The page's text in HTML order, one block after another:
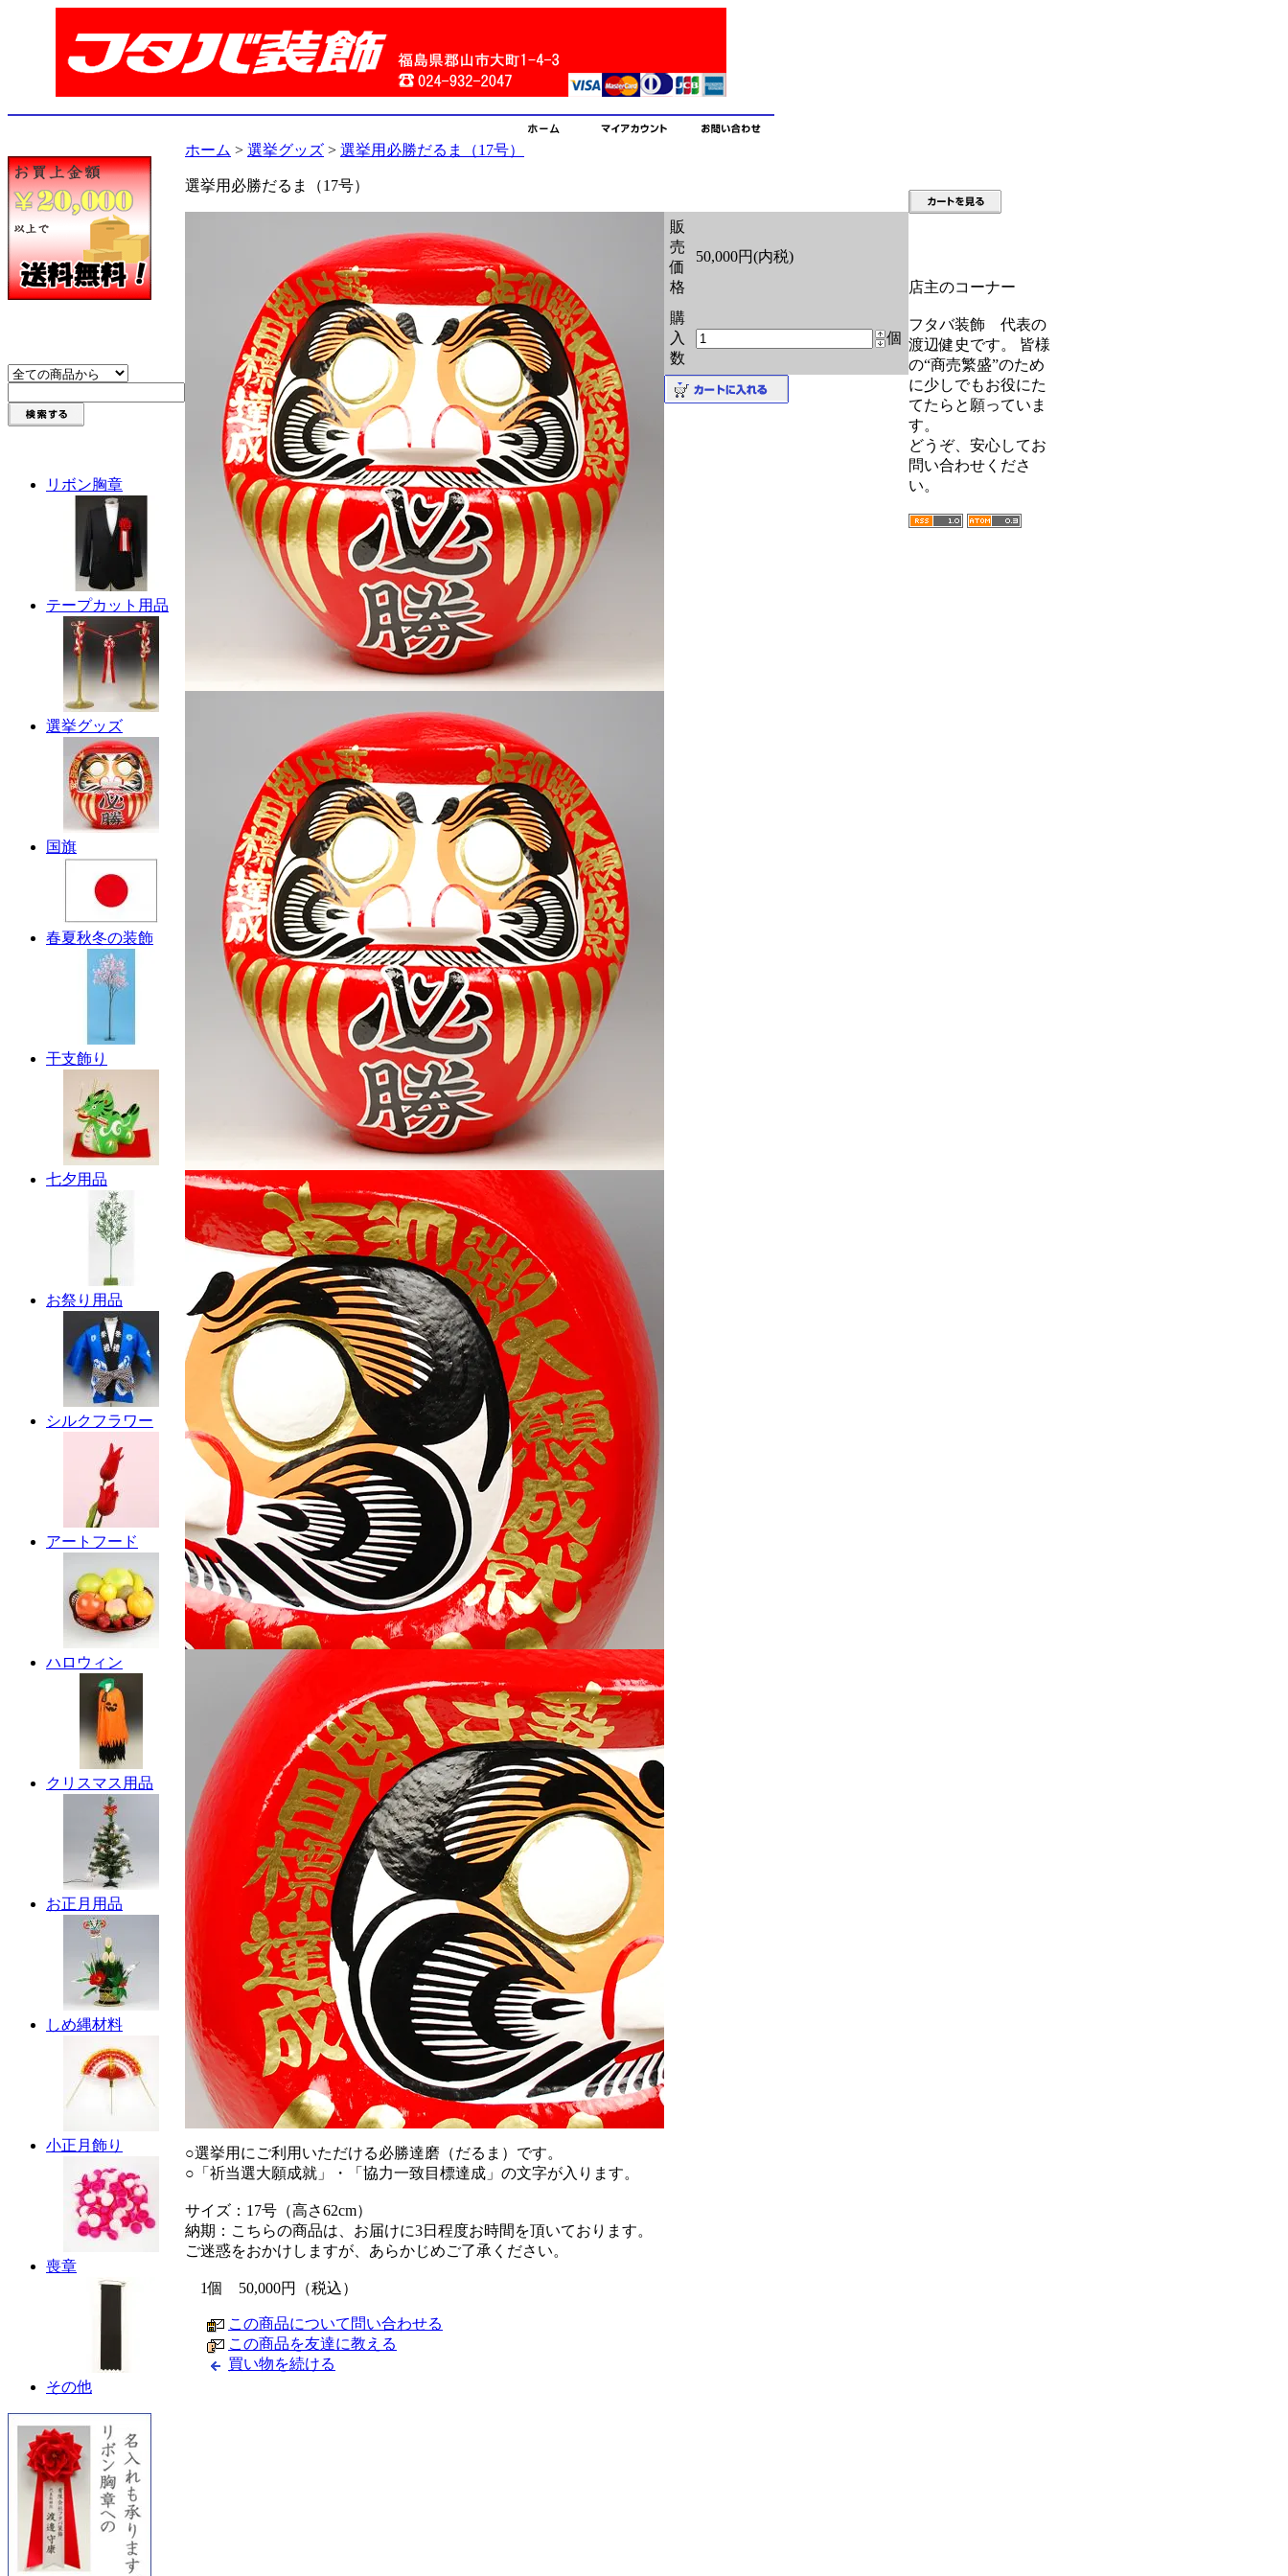
リボン胸章
テープカット用品
選挙グッズ
国旗
春夏秋冬の装飾
干支飾り
七夕用品
お祭り用品
シルクフラワー
アートフード
ハロウィン
クリスマス用品
お正月用品
しめ縄材料
小正月飾り
喪章
その他
ホーム > 選挙グッズ > 選挙用必勝だるま（17号）
選挙用必勝だるま（17号）
販
売
価
格
50,000円(内税)
購
入
数
個
○選挙用にご利用いただける必勝達磨（だるま）です。
○「祈当選大願成就」・「協力一致目標達成」の文字が入ります。
サイズ：17号（高さ62cm）
納期：こちらの商品は、お届けに3日程度お時間を頂いております。
ご迷惑をおかけしますが、あらかじめご了承ください。
1個 50,000円（税込）
この商品について問い合わせる
この商品を友達に教える
買い物を続ける
店主のコーナー
フタバ装飾 代表の
渡辺健史です。 皆様
の“商売繁盛”のため
に少しでもお役にた
てたらと願っていま
す。
どうぞ、安心してお
問い合わせくださ
い。